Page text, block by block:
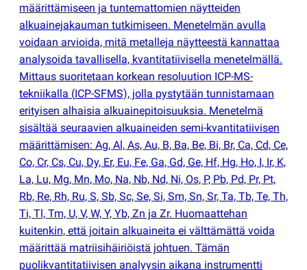
määrittämiseen ja tuntemattomien näytteiden
alkuainejakauman tutkimiseen. Menetelmän avulla
voidaan arvioida, mitä metalleja näytteestä kannattaa
analysoida tavallisella, kvantitatiivisella menetelmällä.
Mittaus suoritetaan korkean resoluution ICP-MS-
tekniikalla (ICP-SFMS), jolla pystytään tunnistamaan
erityisen alhaisia alkuainepitoisuuksia. Menetelmä
sisältää seuraavien alkuaineiden semi-kvantitatiivisen
määrittämisen: Ag, Al, As, Au, B, Ba, Be, Bi, Br, Ca, Cd, Ce,
Co, Cr, Cs, Cu, Dy, Er, Eu, Fe, Ga, Gd, Ge, Hf, Hg, Ho, I, Ir, K,
La, Lu, Mg, Mn, Mo, Na, Nb, Nd, Ni, Os, P, Pb, Pd, Pr, Pt,
Rb, Re, Rh, Ru, S, Sb, Sc, Se, Si, Sm, Sn, Sr, Ta, Tb, Te, Th,
Ti, Tl, Tm, U, V, W, Y, Yb, Zn ja Zr. Huomaattehan
kuitenkin, että joitain alkuaineita ei välttämättä voida
määrittää matriisihäiriöistä johtuen. Tämän
puolikvantitatiivisen analyysin aikana instrumentti